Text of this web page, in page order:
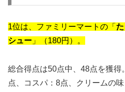
1位は、ファミリーマートの「
シュー 」（180円）。
総合得点は50点中、48点を獲得
点、コスパ：8点、クリームの